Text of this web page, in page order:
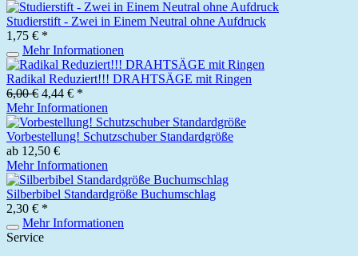
Studierstift - Zwei in Einem Neutral ohne Aufdruck
1,75 € *
Mehr Informationen
Radikal Reduziert!!! DRAHTSÄGE mit Ringen
6,00 € 4,44 € *
Mehr Informationen
Vorbestellung! Schutzschuber Standardgröße
ab 12,50 €
Mehr Informationen
Silberbibel Standardgröße Buchumschlag
2,30 € *
Mehr Informationen
Service